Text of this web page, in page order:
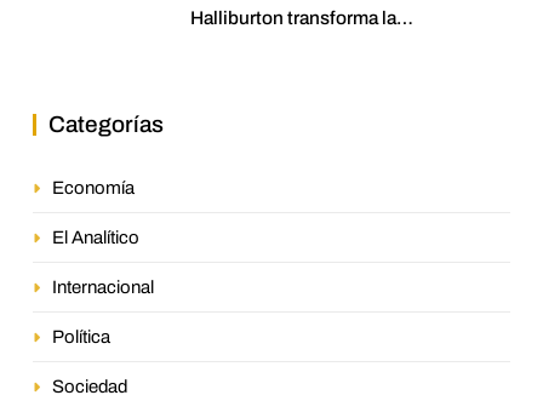
Halliburton transforma la
Categorías
Economía
El Analítico
Internacional
Política
Sociedad